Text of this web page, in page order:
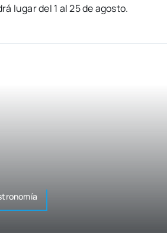
lugar del 1 al 25 de agos­to.